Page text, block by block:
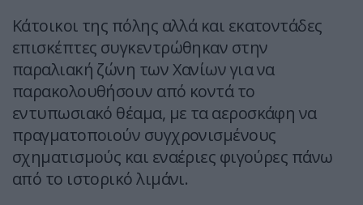
Κάτοικοι της πόλης αλλά και εκατοντάδες
επισκέπτες συγκεντρώθηκαν στην
παραλιακή ζώνη των Χανίων για να
παρακολουθήσουν από κοντά το
εντυπωσιακό θέαμα, με τα αεροσκάφη να
πραγματοποιούν συγχρονισμένους
σχηματισμούς και εναέριες φιγούρες πάνω
από το ιστορικό λιμάνι.